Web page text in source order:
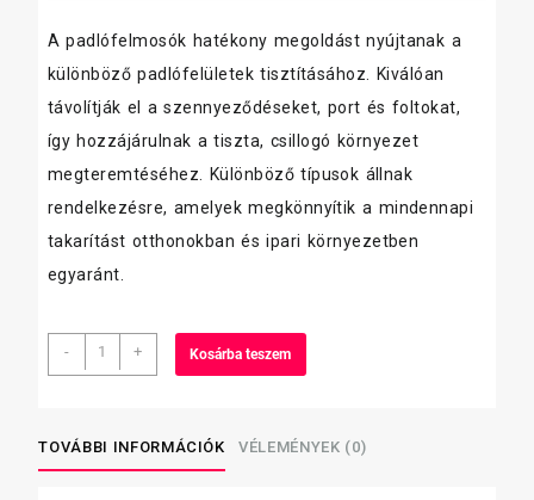
A padlófelmosók hatékony megoldást nyújtanak a
különböző padlófelületek tisztításához. Kiválóan
távolítják el a szennyeződéseket, port és foltokat,
így hozzájárulnak a tiszta, csillogó környezet
megteremtéséhez. Különböző típusok állnak
rendelkezésre, amelyek megkönnyítik a mindennapi
takarítást otthonokban és ipari környezetben
egyaránt.
-
Sofia
felmosószer
Clc
mennyiség
+ Kosárba teszem
TOVÁBBI INFORMÁCIÓK VÉLEMÉNYEK (0)